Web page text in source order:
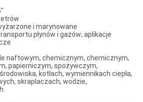
i marynowane
płynów i gazów; aplikacje
naftowym, chemicznym, chemicznym,
papierniczym, spożywczym,
kotłach, wymiennikach ciepła,
skraplaczach, wodzie,